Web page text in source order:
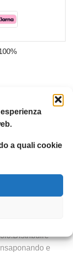
a quali cookie
prima
la
e